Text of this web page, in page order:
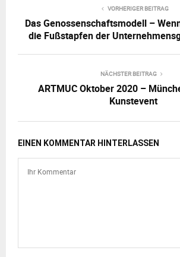
VORHERIGER BEITRAG
Das Genossenschaftsmodell –
die Fußstapfen der
NÄCHSTER BEITRAG
ARTMUC Oktober 2020 –
Kunstevent
EINEN KOMMENTAR HINTERLASSEN